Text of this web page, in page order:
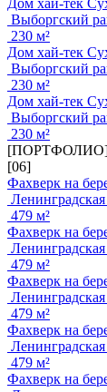
Дом хай-тек
Выборгский
230 м²
Дом хай-тек
Выборгский
230 м²
Дом хай-тек
Выборгский
230 м²
[06]
Фахверк на
479 м²
Фахверк на
479 м²
Фахверк на
479 м²
Фахверк на
479 м²
Фахверк на